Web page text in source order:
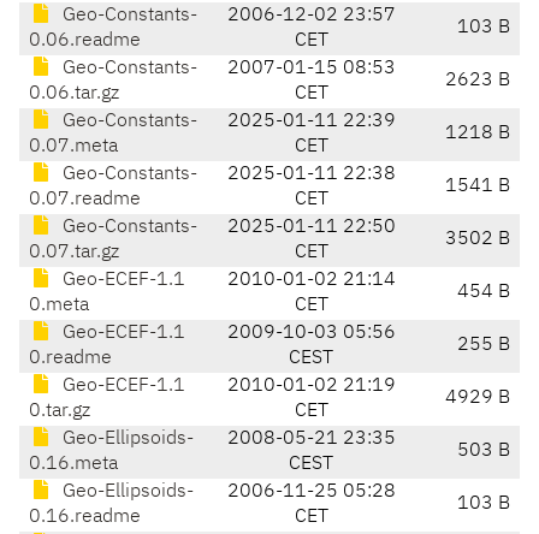
Geo-Constants-
0.06.readme
2006-12-02 23:57
CET
103 B
Geo-Constants-
0.06.tar.gz
2007-01-15 08:53
CET
2623 B
Geo-Constants-
0.07.meta
2025-01-11 22:39
CET
1218 B
Geo-Constants-
0.07.readme
2025-01-11 22:38
CET
1541 B
Geo-Constants-
0.07.tar.gz
2025-01-11 22:50
CET
3502 B
Geo-ECEF-1.1
0.meta
2010-01-02 21:14
CET
454 B
Geo-ECEF-1.1
0.readme
2009-10-03 05:56
CEST
255 B
Geo-ECEF-1.1
0.tar.gz
2010-01-02 21:19
CET
4929 B
Geo-Ellipsoids-
0.16.meta
2008-05-21 23:35
CEST
503 B
Geo-Ellipsoids-
0.16.readme
2006-11-25 05:28
CET
103 B